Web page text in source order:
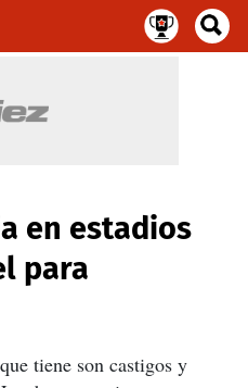
en estadios
para
tiene son castigos y